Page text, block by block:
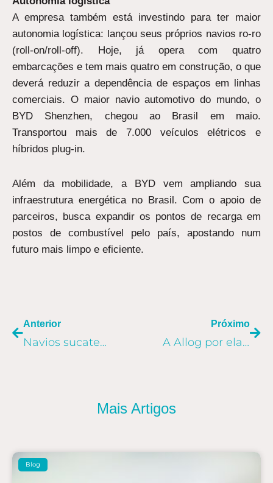
A empresa também está investindo para ter maior
autonomia logística: lançou seus próprios navios ro-ro
(roll-on/roll-off). Hoje, já opera com quatro
embarcações e tem mais quatro em construção, o que
deverá reduzir a dependência de espaços em linhas
comerciais. O maior navio automotivo do mundo, o
BYD Shenzhen, chegou ao Brasil em maio.
Transportou mais de 7.000 veículos elétricos e
híbridos plug-in.
Além da mobilidade, a BYD vem ampliando sua
infraestrutura energética no Brasil. Com o apoio de
parceiros, busca expandir os pontos de recarga em
postos de combustível pelo país, apostando num
futuro mais limpo e eficiente.
Anterior
Navios sucateados: o que acontece no fim da vida útil?
Próximo
A Allog por ela mesma: um bate-papo com a diretoria
Mais Artigos
Blog